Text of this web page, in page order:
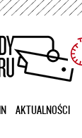
AKTUALNOŚCI